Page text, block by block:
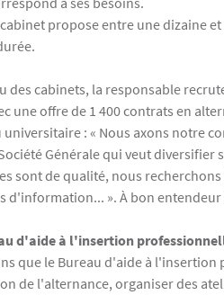
propose entre une dizaine
des cabinets, la responsable
une offre de 1 400 contrats en
universitaire : « Nous axons notre
Générale qui veut diversifier
sont de qualité, nous
d'information... ». À bon entendeur
d'aide à l'insertion
que le Bureau d'aide à
de l'alternance, organiser des